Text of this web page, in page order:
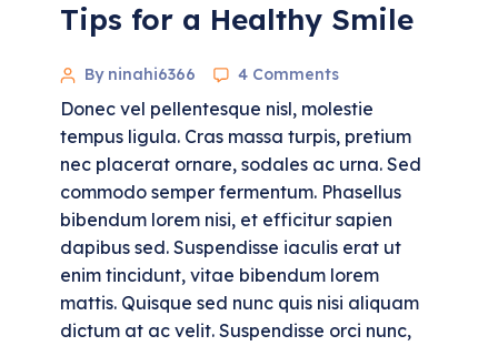
Tips for a Healthy Smile
By ninahi6366 4 Comments
Donec vel pellentesque nisl, molestie
tempus ligula. Cras massa turpis, pretium
nec placerat ornare, sodales ac urna. Sed
commodo semper fermentum. Phasellus
bibendum lorem nisi, et efficitur sapien
dapibus sed. Suspendisse iaculis erat ut
enim tincidunt, vitae bibendum lorem
mattis. Quisque sed nunc quis nisi aliquam
dictum at ac velit. Suspendisse orci nunc,